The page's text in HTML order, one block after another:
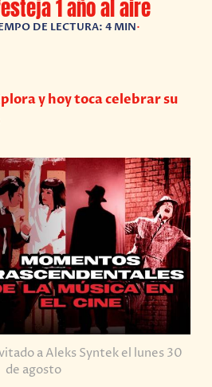
1 año al aire
DE LECTURA: 4 MIN•
y hoy toca celebrar su
a Aleks Syntek el lunes 30
de agosto